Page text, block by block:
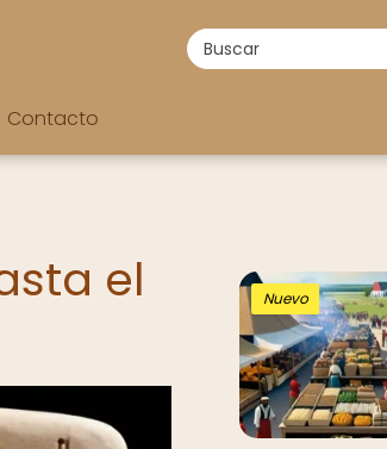
Contacto
el
Nuevo